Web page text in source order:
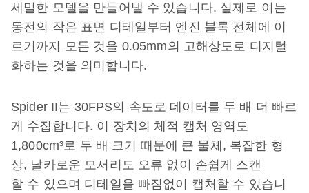
세밀한 모델을 만들어낼 수 있습니다. 실제로 이는
동전의 작은 표면 디테일부터 엔진 블록 전체에 이
르기까지 모든 것을 0.05mm의 고해상도로 디지털
화하는 것을 의미합니다.
Spider II는 30FPS의 속도로 데이터를 두 배 더 빠르
게 수집합니다. 이 장치의 체적 캡처 영역도
1,800cm³로 두 배 크기 때문에 큰 물체, 복잡한 형
상, 날카로운 모서리도 오류 없이 손쉽게 스캔
할 수 있으며 디테일을 빠짐없이 캡처할 수 있습니